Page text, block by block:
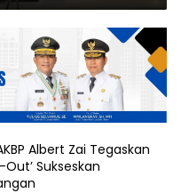
Albert Zai Tegaskan
Out’ Sukseskan